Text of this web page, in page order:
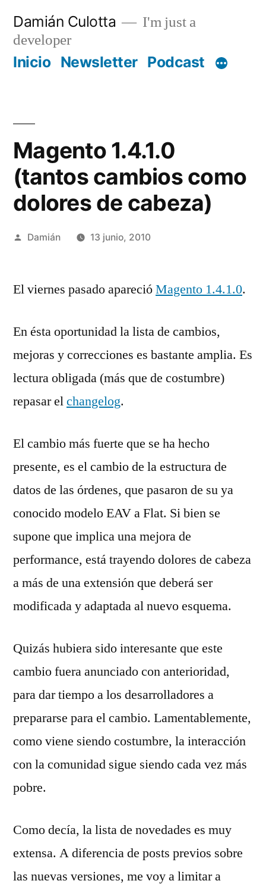
contenido
Damián Culotta
I'm just a
developer
Inicio Newsletter Podcast
Magento 1.4.1.0
(tantos cambios como
dolores de cabeza)
Publicado
Damián 13 junio, 2010
El viernes pasado aparecióMagento 1.4.1.0.
En ésta oportunidad la lista de cambios,
mejoras y correcciones es bastante amplia. Es
lectura obligada (más que de costumbre)
repasar elchangelog.
El cambio más fuerte que se ha hecho
presente, es el cambio de la estructura de
datos de las órdenes, que pasaron de su ya
conocido modelo EAV a Flat. Si bien se
supone que implica una mejora de
performance, está trayendo dolores de cabeza
a más de una extensión que deberá ser
modificada y adaptada al nuevo esquema.
Quizás hubiera sido interesante que este
cambio fuera anunciado con anterioridad,
para dar tiempo a los desarrolladores a
prepararse para el cambio. Lamentablemente,
como viene siendo costumbre, la interacción
con la comunidad sigue siendo cada vez más
pobre.
Como decía, la lista de novedades es muy
extensa. A diferencia de posts previos sobre
las nuevas versiones, me voy a limitar a